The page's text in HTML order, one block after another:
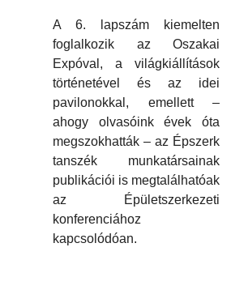
A 6. lapszám kiemelten
foglalkozik az Oszakai
Expóval, a világkiállítások
történetével és az idei
pavilonokkal, emellett –
ahogy olvasóink évek óta
megszokhatták – az Épszerk
tanszék munkatársainak
publikációi is megtalálhatóak
az Épületszerkezeti
konferenciához
kapcsolódóan.